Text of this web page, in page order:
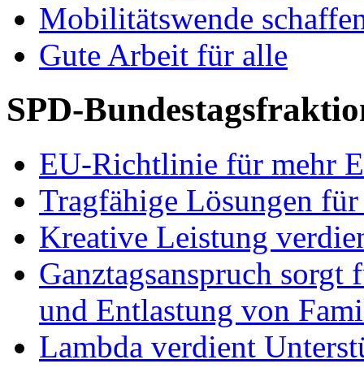
Mobilitätswende
Gute Arbeit für alle
SPD-
EU-Richtlinie für mehr
Tragfähige Lösungen
Kreative Leistung
Ganztagsanspruch
und Entlastung von
Lambda verdient